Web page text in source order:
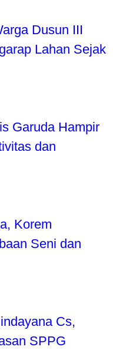
Dusun III
Lahan Sejak
Garuda Hampir
dan
Korem
Seni dan
Cs,
SPPG